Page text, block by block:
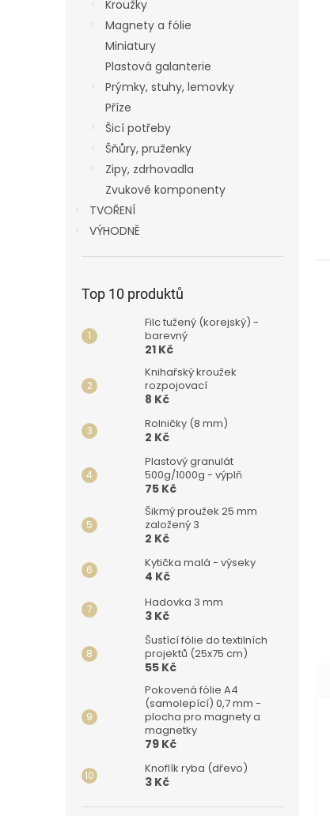
Kroužky
Magnety a fólie
Miniatury
Plastová galanterie
Prýmky, stuhy, lemovky
Příze
Šicí potřeby
Šňůry, pruženky
Zipy, zdrhovadla
Zvukové komponenty
TVOŘENÍ
VÝHODNĚ
Top 10 produktů
Filc tužený (korejský) -
barevný
21 Kč
Knihařský kroužek
rozpojovací
8 Kč
Rolničky (8 mm)
2 Kč
Plastový granulát
500g/1000g - výplň
75 Kč
Šikmý proužek 25 mm
založený 3
2 Kč
Kytička malá - výseky
4 Kč
Hadovka 3 mm
3 Kč
Šustící fólie do textilních
projektů (25x75 cm)
55 Kč
Pokovená fólie A4
(samolepící) 0,7 mm -
plocha pro magnety a
magnetky
79 Kč
Knoflík ryba (dřevo)
3 Kč